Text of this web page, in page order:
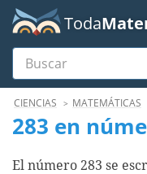
Toda
Buscar
MenúCIENCIAS MATEMÁTICAS
283 en
El número 283 se